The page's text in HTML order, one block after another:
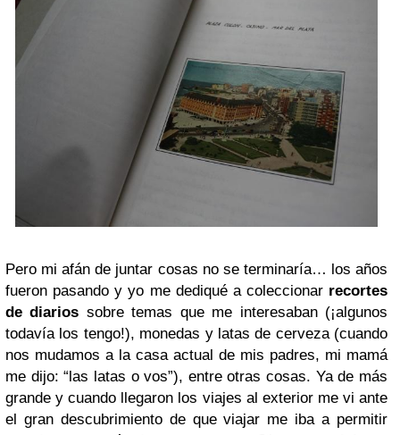
Pero mi afán de juntar cosas no se terminaría… los años
fueron pasando y yo me dediqué a coleccionar recortes
de diarios sobre temas que me interesaban (¡algunos
todavía los tengo!), monedas y latas de cerveza (cuando
nos mudamos a la casa actual de mis padres, mi mamá
me dijo: “las latas o vos”), entre otras cosas. Ya de más
grande y cuando llegaron los viajes al exterior me vi ante
el gran descubrimiento de que viajar me iba a permitir